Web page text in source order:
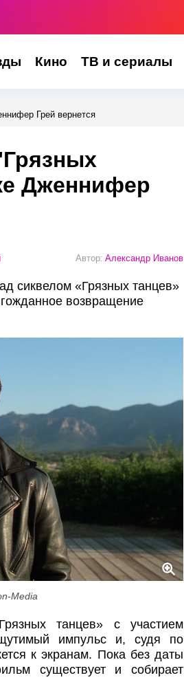
Кино ТВ и сериалы
Грей вернется
Дженнифер
Автор: Александр Иванов
сиквелом «Грязных танцев»
возвращение
Media
танцев» с участием
импульс и, судя по
к экранам. Пока без даты
существует и собирает